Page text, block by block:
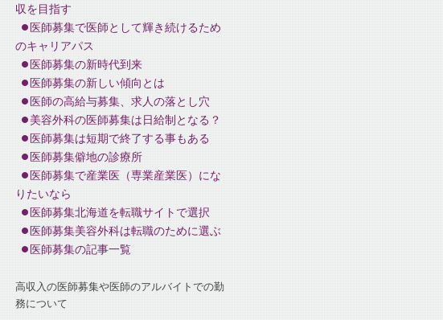
収を目指す
医師募集で医師として輝き続けるため
のキャリアパス
医師募集の新時代到来
医師募集の新しい傾向とは
医師の高給与募集、求人の落とし穴
美容外科の医師募集は日給制となる？
医師募集は短期で終了する事もある
医師募集僻地の診療所
医師募集で産業医（専業産業医）にな
りたいなら
医師募集北海道を転職サイトで選択
医師募集美容外科は転職のために選ぶ
医師募集の記事一覧
高収入の医師募集や医師のアルバイトでの勤
務について